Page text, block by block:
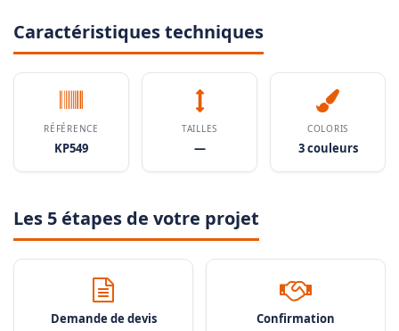
Caractéristiques techniques
RÉFÉRENCE
KP549
TAILLES
—
COLORIS
3 couleurs
Les 5 étapes de votre projet
Demande de devis Confirmation